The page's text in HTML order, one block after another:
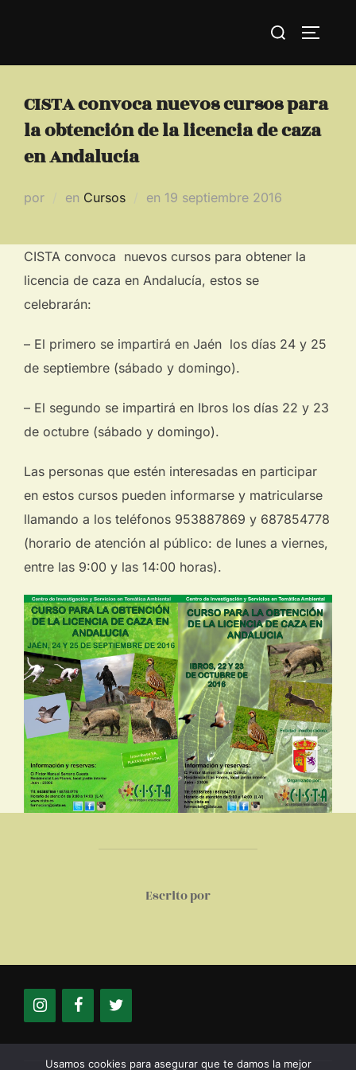
Buscar:
CISTA convoca nuevos cursos para
la obtención de la licencia de caza
en Andalucía
por en Cursos en Publicado
19 septiembre 2016
CISTA convoca nuevos cursos para obtener la
licencia de caza en Andalucía, estos se
celebrarán:
– El primero se impartirá en Jaén los días 24 y 25
de septiembre (sábado y domingo).
– El segundo se impartirá en Ibros los días 22 y 23
de octubre (sábado y domingo).
Las personas que estén interesadas en participar
en estos cursos pueden informarse y matricularse
llamando a los teléfonos 953887869 y 687854778
(horario de atención al público: de lunes a viernes,
entre las 9:00 y las 14:00 horas).
AUTOR DE LA PUBLICACIÓN
Escrito por
Usamos cookies para asegurar que te damos la mejor